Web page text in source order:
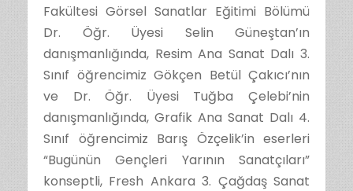
Fakültesi Görsel Sanatlar Eğitimi Bölümü
Dr. Öğr. Üyesi Selin Güneştan’ın
danışmanlığında, Resim Ana Sanat Dalı 3.
Sınıf öğrencimiz Gökçen Betül Çakıcı’nın
ve Dr. Öğr. Üyesi Tuğba Çelebi’nin
danışmanlığında, Grafik Ana Sanat Dalı 4.
Sınıf öğrencimiz Barış Özçelik’in eserleri
“Bugünün Gençleri Yarının Sanatçıları”
konseptli, Fresh Ankara 3. Çağdaş Sanat